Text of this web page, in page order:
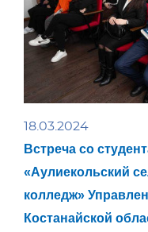
18.03.2024
Встреча со
«Аулиекольский
колледж»
Костанайской